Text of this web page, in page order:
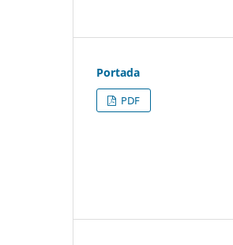
Portada
PDF